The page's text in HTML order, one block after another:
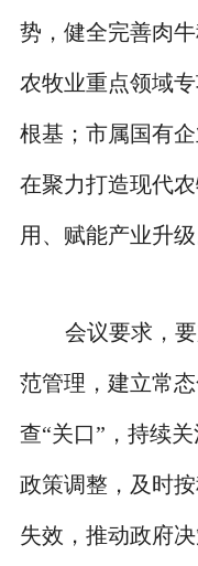
势，健全完善肉
农牧业重点领域
根基；市属国有
在聚力打造现代
用、赋能产业升级
会议要求，
范管理，建立常
查“关口”，持续
政策调整，及时
失效，推动政府